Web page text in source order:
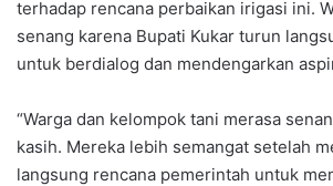
terhadap rencana perbaikan irigasi ini.
senang karena Bupati Kukar turun
untuk berdialog dan mendengarkan
“Warga dan kelompok tani merasa
kasih. Mereka lebih semangat setelah
langsung rencana pemerintah untuk